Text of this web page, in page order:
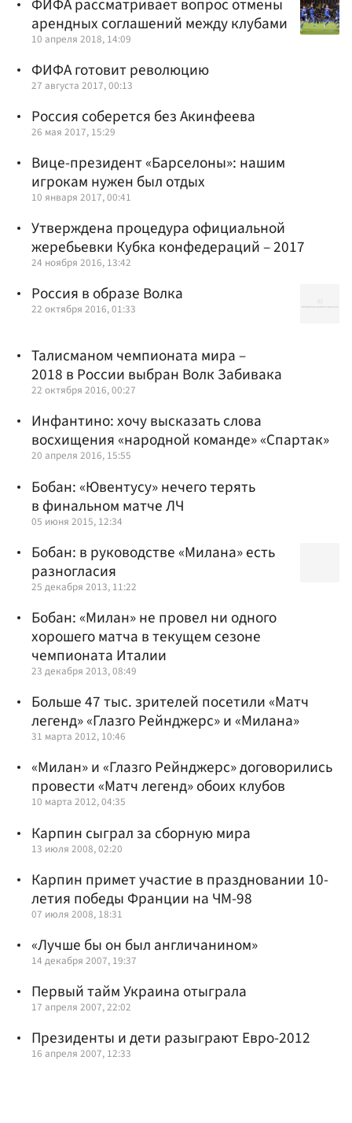
арендных соглашений между клубами
10 апреля 2018, 14:09
ФИФА готовит революцию
27 августа 2017, 00:13
Россия соберется без Акинфеева
26 мая 2017, 15:29
Вице-президент «Барселоны»: нашим
игрокам нужен был отдых
10 января 2017, 00:41
Утверждена процедура официальной
жеребьевки Кубка конфедераций – 2017
24 ноября 2016, 13:42
Россия в образе Волка
22 октября 2016, 01:33
Талисманом чемпионата мира –
2018 в России выбран Волк Забивака
22 октября 2016, 00:27
Инфантино: хочу высказать слова
восхищения «народной команде» «Спартак»
20 апреля 2016, 15:55
Бобан: «Ювентусу» нечего терять
в финальном матче ЛЧ
05 июня 2015, 12:34
Бобан: в руководстве «Милана» есть
разногласия
25 декабря 2013, 11:22
Бобан: «Милан» не провел ни одного
хорошего матча в текущем сезоне
чемпионата Италии
23 декабря 2013, 08:49
Больше 47 тыс. зрителей посетили «Матч
легенд» «Глазго Рейнджерс» и «Милана»
31 марта 2012, 10:46
«Милан» и «Глазго Рейнджерс» договорились
провести «Матч легенд» обоих клубов
10 марта 2012, 04:35
Карпин сыграл за сборную мира
13 июля 2008, 02:20
Карпин примет участие в праздновании 10-
летия победы Франции на ЧМ-98
07 июля 2008, 18:31
«Лучше бы он был англичанином»
14 декабря 2007, 19:37
Первый тайм Украина отыграла
17 апреля 2007, 22:02
Президенты и дети разыграют Евро-2012
16 апреля 2007, 12:33